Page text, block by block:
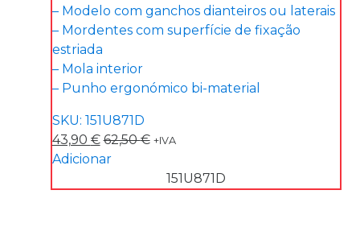
– Modelo com ganchos dianteiros ou laterais
– Mordentes com superfície de fixação
estriada
– Mola interior
– Punho ergonómico bi-material
SKU: 151U871D
43,90 € 62,50€ +IVA
Adicionar
151U871D